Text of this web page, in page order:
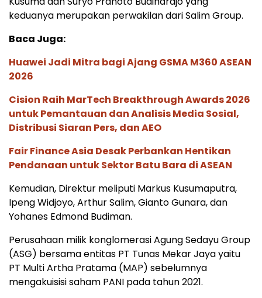
keduanya merupakan perwakilan dari Salim Group.
Baca Juga:
Huawei Jadi Mitra bagi Ajang GSMA M360 ASEAN
2026
Cision Raih MarTech Breakthrough Awards 2026
untuk Pemantauan dan Analisis Media Sosial,
Distribusi Siaran Pers, dan AEO
Fair Finance Asia Desak Perbankan Hentikan
Pendanaan untuk Sektor Batu Bara di ASEAN
Kemudian, Direktur meliputi Markus Kusumaputra,
Ipeng Widjoyo, Arthur Salim, Gianto Gunara, dan
Yohanes Edmond Budiman.
Perusahaan milik konglomerasi Agung Sedayu Group
(ASG) bersama entitas PT Tunas Mekar Jaya yaitu
PT Multi Artha Pratama (MAP) sebelumnya
mengakuisisi saham PANI pada tahun 2021.